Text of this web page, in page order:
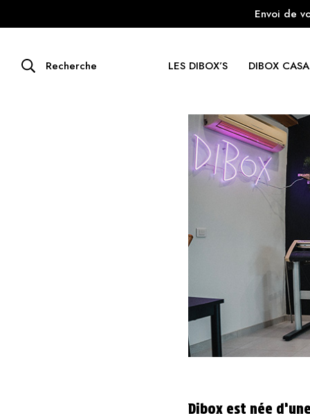
Envoi de
Recherche LES DIBOX’S DIBOX CASA
Dibox est née